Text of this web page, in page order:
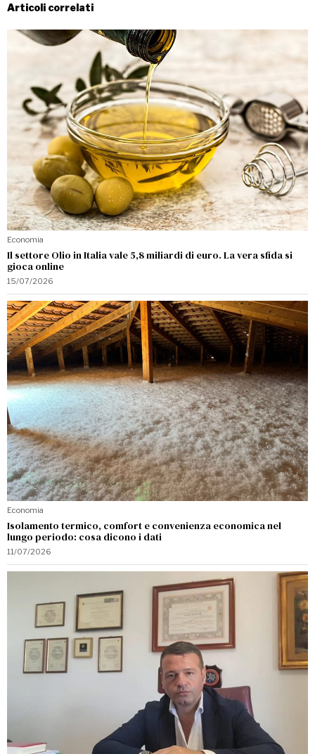
Articoli correlati
Economia
Il settore Olio in Italia vale 5,8 miliardi di euro. La vera sfida si
gioca online
15/07/2026
Economia
Isolamento termico, comfort e convenienza economica nel
lungo periodo: cosa dicono i dati
11/07/2026